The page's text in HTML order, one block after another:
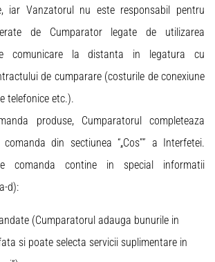
iar Vanzatorul nu este responsabil pentru
de Cumparator legate de utilizarea
comunicare la distanta in legatura cu
de cumparare (costurile de conexiune
telefonice etc.).
produse, Cumparatorul completeaza
din sectiunea “„Cos”” a Interfetei.
comanda contine in special informatii
d):
(Cumparatorul adauga bunurile in
si poate selecta servicii suplimentare in